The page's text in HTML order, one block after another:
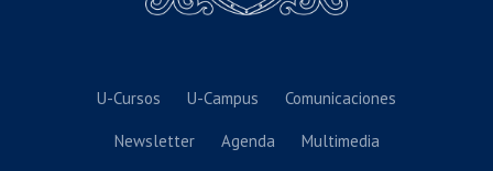
U-Cursos U-Campus Comunicaciones
Newsletter Agenda Multimedia